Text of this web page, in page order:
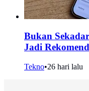
Bukan
Jadi
Tekno•26 hari lalu